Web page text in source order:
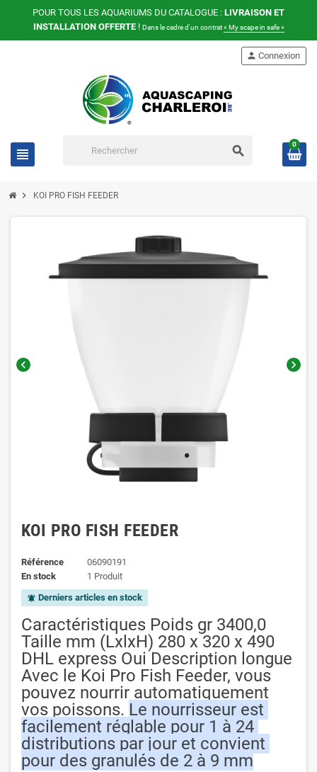
POUR TOUS LES AQUARIUMS DU CATALOGUE : LIVRAISON ET
INSTALLATION OFFERTE! Dans le cadre d'un contrat« My scape in safe »
view_headline search
person Connexion
0
chevron_right KOI PRO FISH FEEDER
chevron_left chevron_right
KOI PRO FISH FEEDER
Référence
06090191
En stock
1 Produit
notifications_active Derniers articles en stock
Caractéristiques Poids gr 3400,0
Taille mm (LxlxH) 280 x 320 x 490
DHL express Oui Description longue
Avec le Koi Pro Fish Feeder, vous
pouvez nourrir automatiquement
vos poissons. Le nourrisseur est
facilement réglable pour 1 à 24
distributions par jour et convient
pour des granulés de 2 à 9 mm